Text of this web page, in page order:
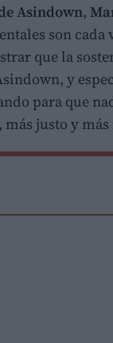
Asindown,
son cada
que la
y
para que
justo y